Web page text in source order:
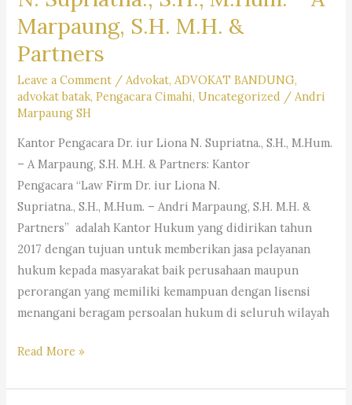
Marpaung, S.H. M.H. &
Partners
Leave a Comment / Advokat, ADVOKAT BANDUNG,
advokat batak,Pengacara Cimahi,Uncategorized / Andri
Marpaung SH
Kantor Pengacara Dr. iur Liona N. Supriatna., S.H., M.Hum.
– A Marpaung, S.H. M.H. & Partners: Kantor
Pengacara “Law Firm Dr. iur Liona N.
Supriatna., S.H., M.Hum. – Andri Marpaung, S.H. M.H. &
Partners” adalah Kantor Hukum yang didirikan tahun
2017 dengan tujuan untuk memberikan jasa pelayanan
hukum kepada masyarakat baik perusahaan maupun
perorangan yang memiliki kemampuan dengan lisensi
menangani beragam persoalan hukum di seluruh wilayah
Kantor
Dr.
Read More »